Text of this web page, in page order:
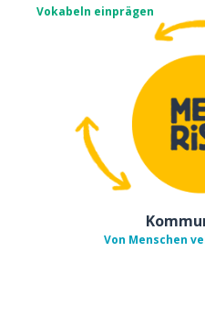
Vokabeln einprägen
Von Menschen